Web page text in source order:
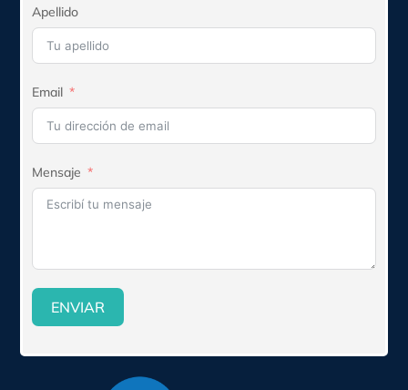
Apellido
Email
Mensaje
ENVIAR